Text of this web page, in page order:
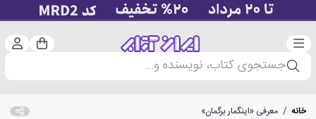
دسته‌بندی سبد
جستجوی کتاب، نویسنده و...
خانه / معرفی «اینگمار برگمان»